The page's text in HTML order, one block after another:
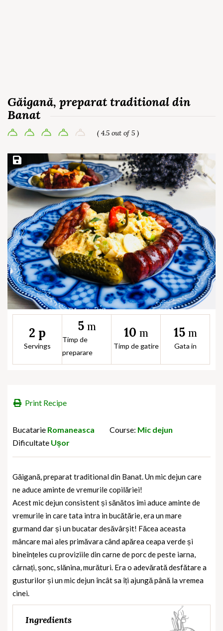
Găigană, preparat traditional din
Banat
( 4.5 out of 5 )
Save Recipe
2 p
Servings
5 m
Timp de
preparare
10 m
Timp de gatire
15 m
Gata in
Print Recipe
Bucatarie Romaneasca Course: Mic dejun
Dificultate Ușor
Găigană, preparat traditional din Banat. Un mic dejun care
ne aduce aminte de vremurile copilăriei!
Acest mic dejun consistent și sănătos îmi aduce aminte de
vremurile in care tata intra in bucătărie, era un mare
gurmand dar și un bucatar desăvârșit! Făcea aceasta
mâncare mai ales primăvara când apărea ceapa verde și
bineînțeles cu proviziile din carne de porc de peste iarna,
cârnați, șonc, slănina, murături. Era o adevărată desfătare a
gusturilor și un mic dejun încât sa îți ajungă până la vremea
cinei.
Ingredients